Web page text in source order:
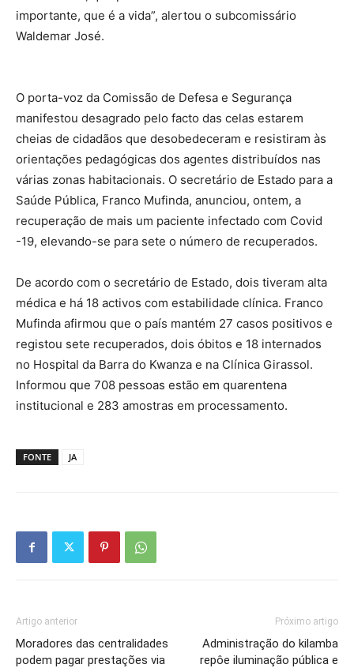
importante, que é a vida”, alertou o subcomissário
Waldemar José.
O porta-voz da Comissão de Defesa e Segurança
manifestou desagrado pelo facto das celas estarem
cheias de cidadãos que desobedeceram e resistiram às
orientações pedagógicas dos agentes distribuídos nas
várias zonas habitacionais. O secretário de Estado para a
Saúde Pública, Franco Mufinda, anunciou, ontem, a
recuperação de mais um paciente infectado com Covid
-19, elevando-se para sete o número de recuperados.
De acordo com o secretário de Estado, dois tiveram alta
médica e há 18 activos com estabilidade clínica. Franco
Mufinda afirmou que o país mantém 27 casos positivos e
registou sete recuperados, dois óbitos e 18 internados
no Hospital da Barra do Kwanza e na Clínica Girassol.
Informou que 708 pessoas estão em quarentena
institucional e 283 amostras em processamento.
FONTE JA
Artigo anterior
Moradores das centralidades
podem pagar prestações via
Próximo artigo
Administração do kilamba
repôe iluminação pública e